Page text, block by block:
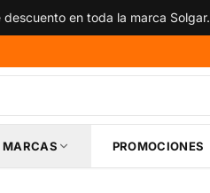
descuento en toda la marca Solgar.
MARCAS PROMOCIONES